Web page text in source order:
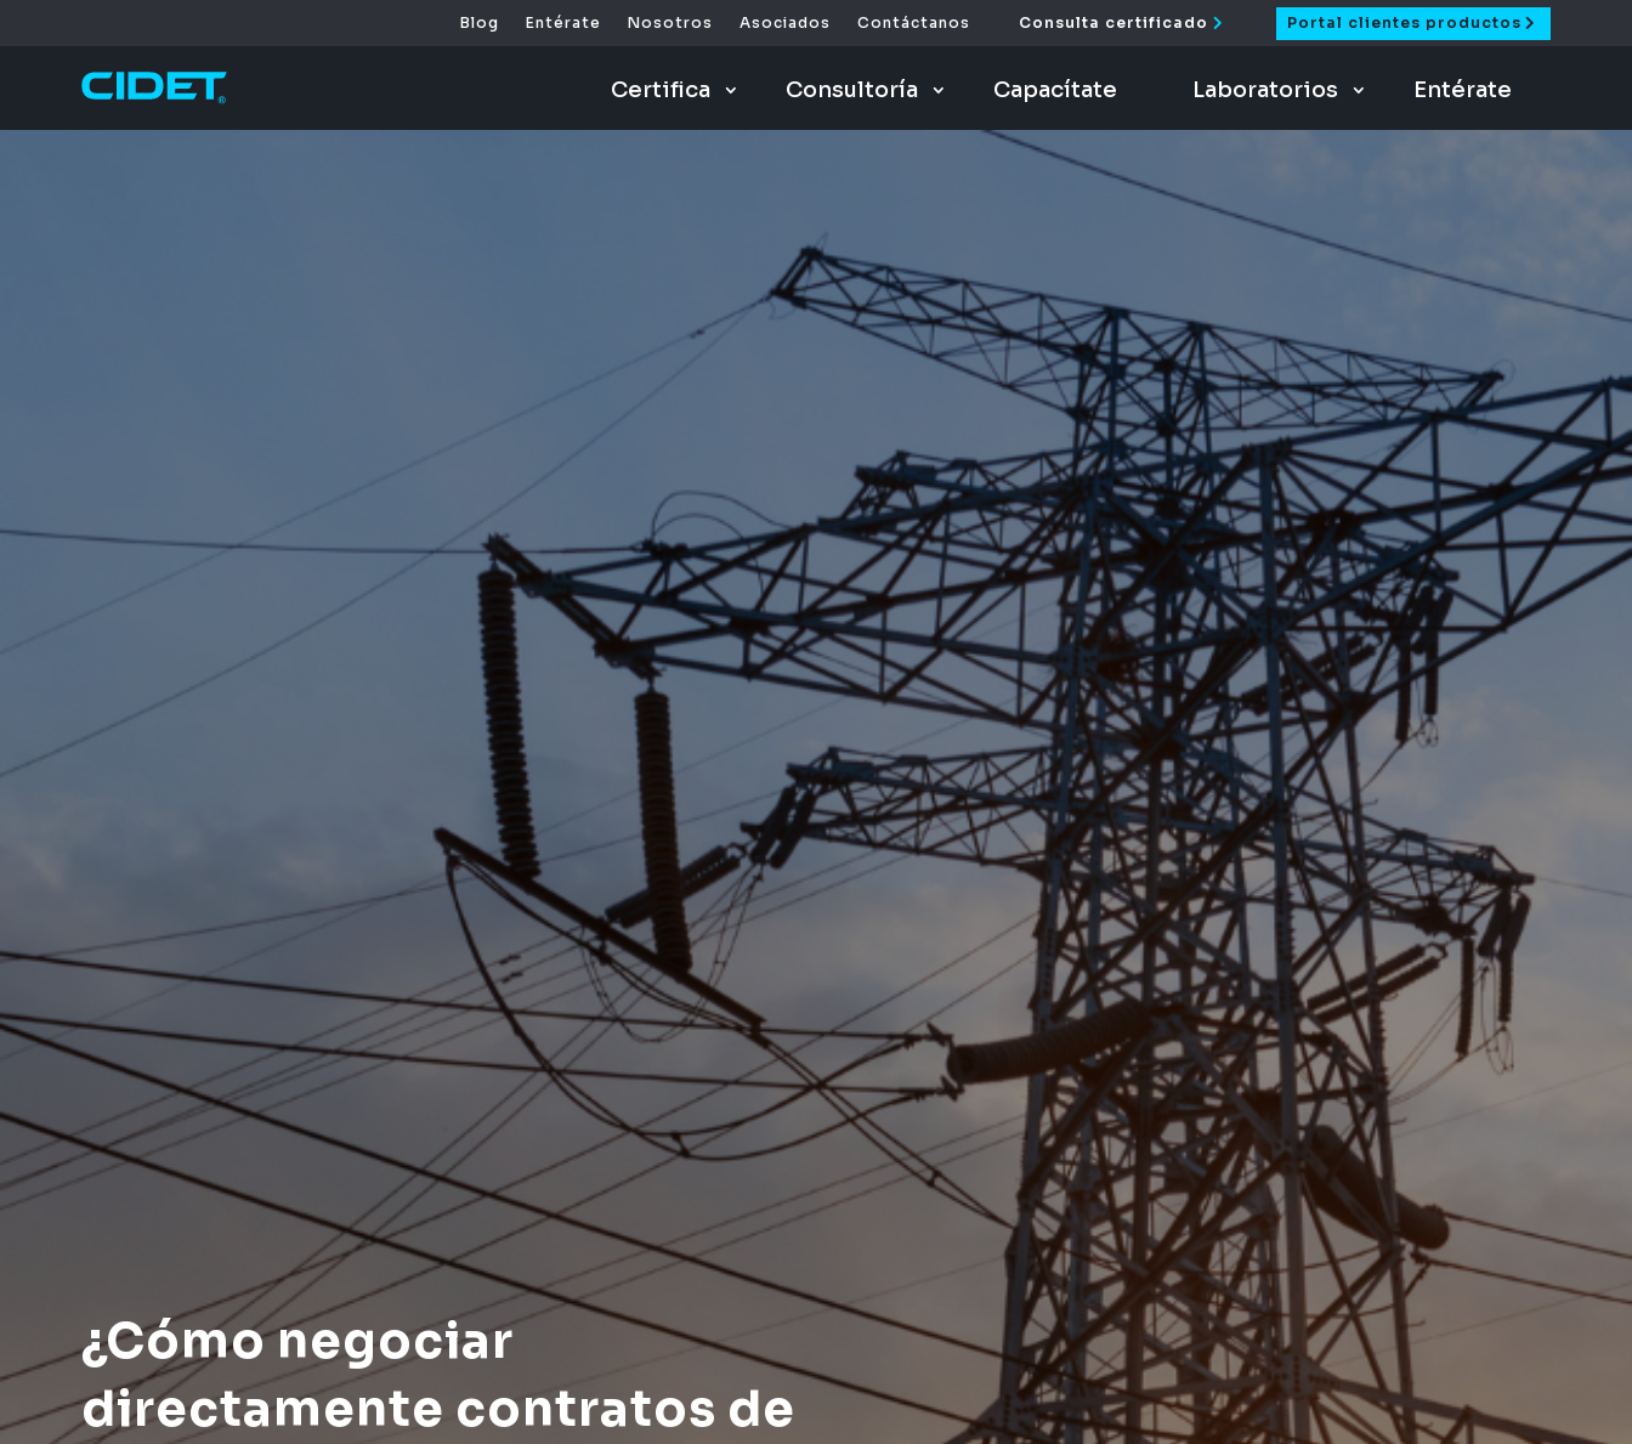
Blog Entérate Nosotros Asociados Contáctanos Consulta certificado Portal clientes productos
Certifica Consultoría Capacítate Laboratorios Entérate
¿Cómo negociar
directamente contratos de